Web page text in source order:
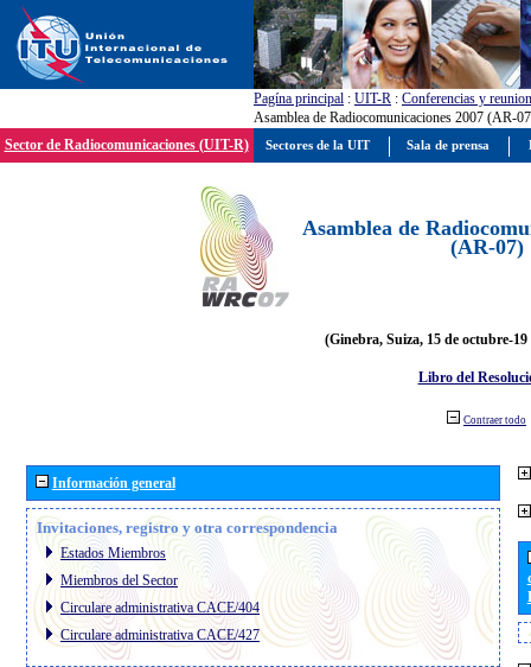
Pagína principal : UIT-R : Conferencias y
Asamblea de Radiocomunicaciones 2007 (AR-
Sector de Radiocomunicaciones (UIT-R)
Asamblea de
(AR-07)
(Ginebra, Suiza, 15 de octubre-19
Libro del
Contraer todo
Información general
Invitaciones, registro y otra correspondencia
Estados Miembros
Miembros del Sector
Circulare administrativa CACE/404
Circulare administrativa CACE/427
Sectores de la UIT Sala de prensa